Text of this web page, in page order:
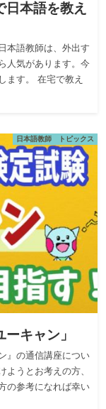
日本語を教え
本語教師は、外出す
人気があります。今
ます。 在宅で教え
日本語教師 トピックス
キャン」
』の通信講座につい
ようとお考えの方、
の参考になれば幸い